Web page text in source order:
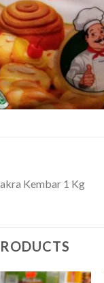
Kembar 1 Kg